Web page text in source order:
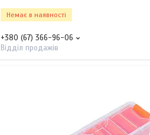
Немає в наявності
+380 (67) 366-96-06
Відділ продажів